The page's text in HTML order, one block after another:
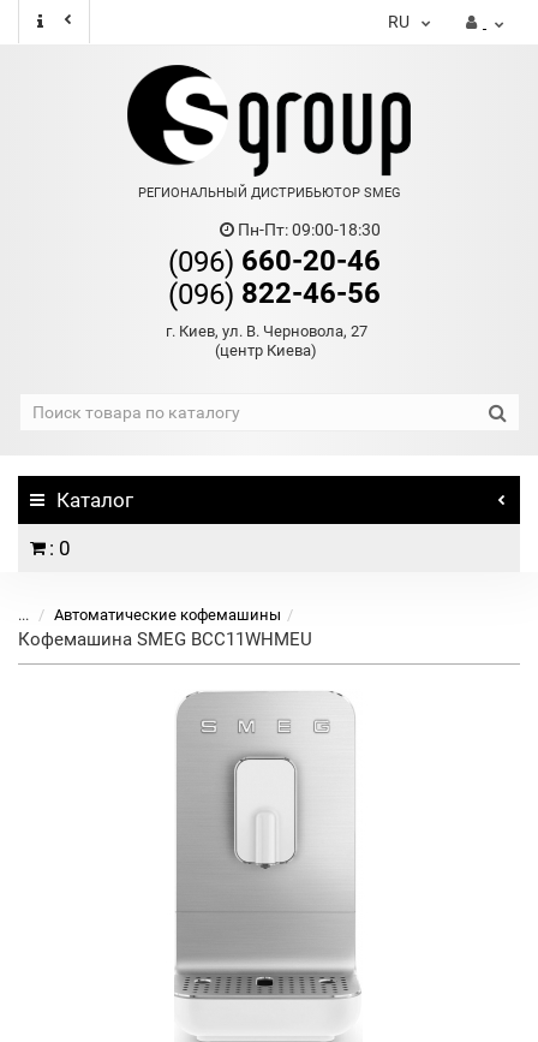
RU
РЕГИОНАЛЬНЫЙ ДИСТРИБЬЮТОР SMEG
Пн-Пт: 09:00-18:30
(096) 660-20-46
(096) 822-46-56
г. Киев, ул. В. Черновола, 27
(центр Киева)
Каталог
: 0
... Автоматические кофемашины
Кофемашина SMEG BCC11WHMEU